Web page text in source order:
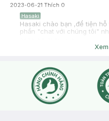
2023-06-21 Thích 0
Hasaki
Hasaki chào bạn ,để tiện
phần "chat với chúng tôi"